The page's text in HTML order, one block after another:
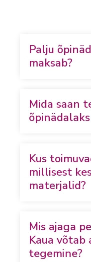
Palju
maksab?
Mida saan
Kus
millisest
materjalid?
Mis ajaga
Kaua võtab
tegemine?